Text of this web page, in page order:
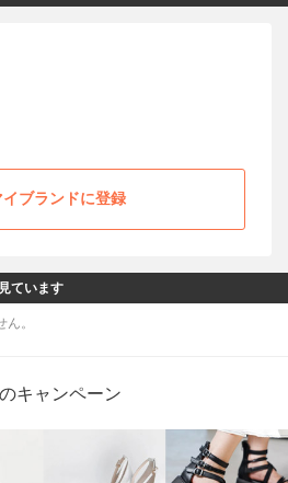
イブランドに登録
ています
。
キャンペーン